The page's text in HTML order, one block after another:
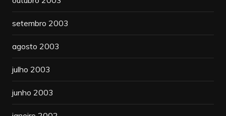
setembro 2003
agosto 2003
julho 2003
junho 2003